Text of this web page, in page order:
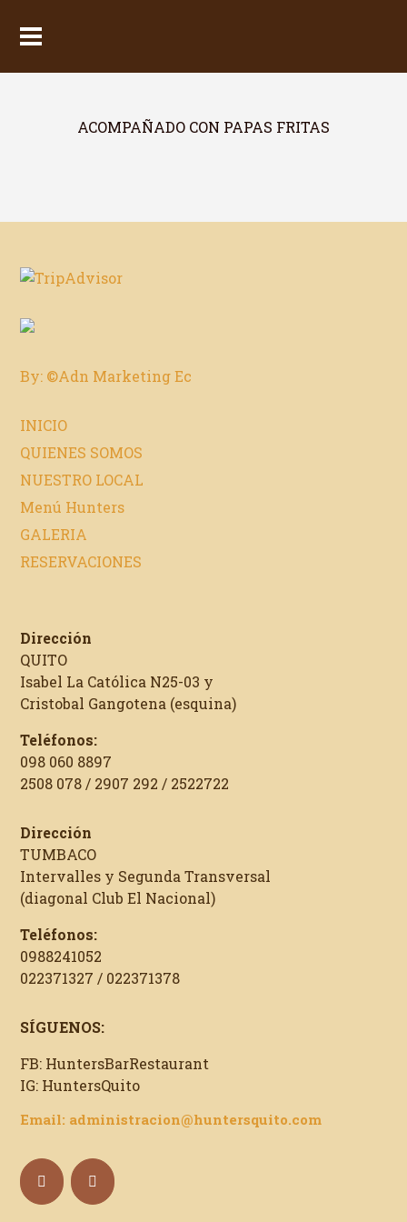
ACOMPAÑADO CON PAPAS FRITAS
By: ©Adn Marketing Ec
INICIO
QUIENES SOMOS
NUESTRO LOCAL
Menú Hunters
GALERIA
RESERVACIONES
Dirección
QUITO
Isabel La Católica N25-03 y
Cristobal Gangotena (esquina)
Teléfonos:
098 060 8897
2508 078 / 2907 292 / 2522722
Dirección
TUMBACO
Intervalles y Segunda Transversal
(diagonal Club El Nacional)
Teléfonos:
0988241052
022371327 / 022371378
SÍGUENOS:
FB: HuntersBarRestaurant
IG: HuntersQuito
Email: administracion@huntersquito.com